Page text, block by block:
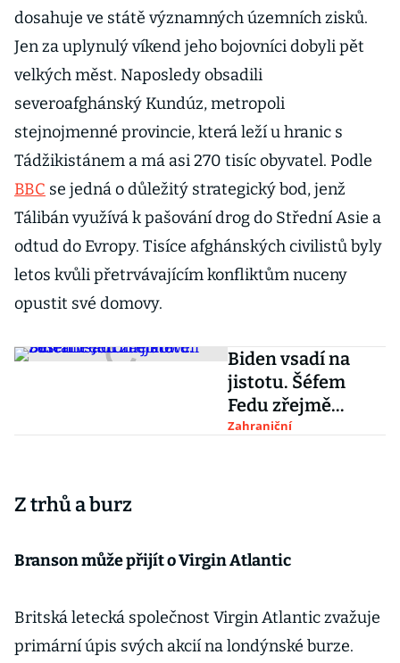
dosahuje ve státě významných územních zisků.
Jen za uplynulý víkend jeho bojovníci dobyli pět
velkých měst. Naposledy obsadili
severoafghánský Kundúz, metropoli
stejnojmenné provincie, která leží u hranic s
Tádžikistánem a má asi 270 tisíc obyvatel. Podle
BBC se jedná o důležitý strategický bod, jenž
Tálibán využívá k pašování drog do Střední Asie a
odtud do Evropy. Tisíce afghánských civilistů byly
letos kvůli přetrvávajícím konfliktům nuceny
opustit své domovy.
Biden vsadí na
jistotu. Šéfem
Fedu zřejmě
zůstane Jerome
Zahraniční
Z trhů a burz
Branson může přijít o Virgin Atlantic
Britská letecká společnost Virgin Atlantic zvažuje
primární úpis svých akcií na londýnské burze.